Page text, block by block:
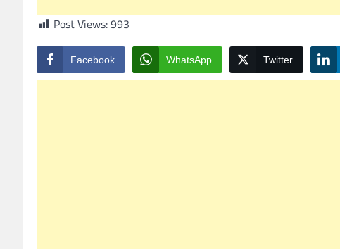
Post Views:993
Facebook WhatsApp Twitter